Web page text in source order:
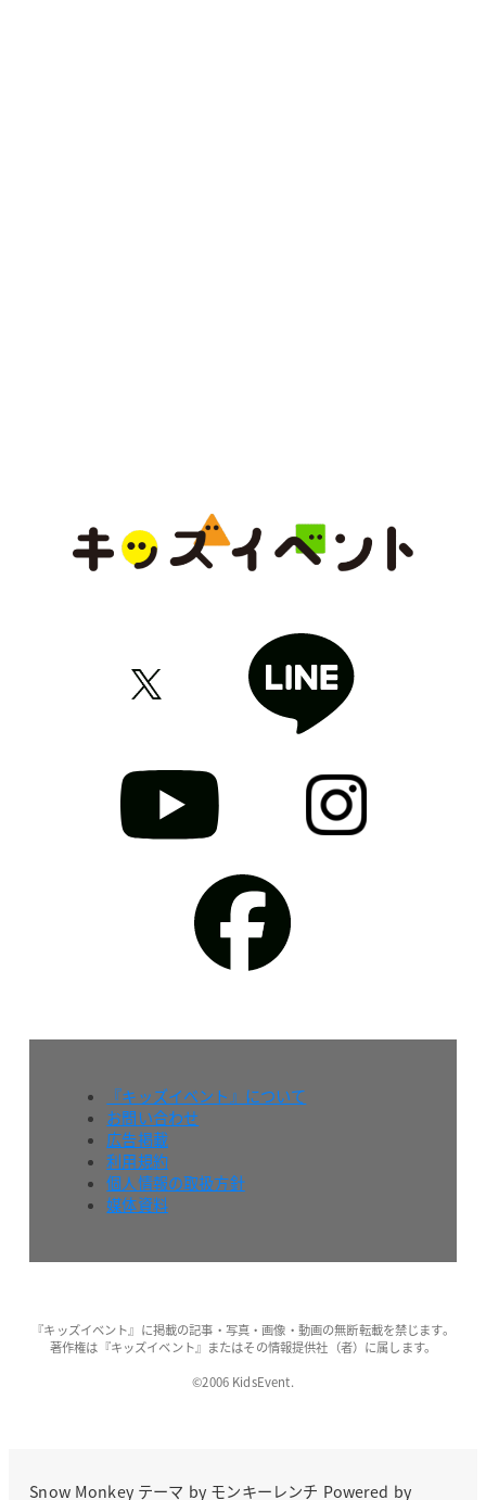
『キッズイベント』について
お問い合わせ
広告掲載
利用規約
個人情報の取扱方針
媒体資料
『キッズイベント』に掲載の記事・写真・画像・動画の無断転載を禁じます。
著作権は『キッズイベント』またはその情報提供社（者）に属します。
©2006 KidsEvent.
Snow Monkeyテーマ by モンキーレンチ Powered by